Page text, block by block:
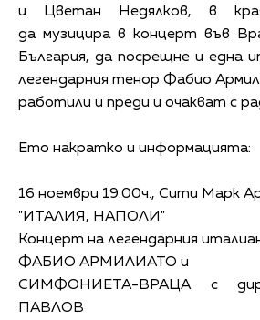
и Цветан Недялков, в
да музицира в концерт във
България, да посрещне и една
легендарния тенор Фабио
работили и преди и очакват с
Ето накратко и информацията:
16 ноември 19.00ч., Сити Марк
"ИТАЛИЯ, НАПОЛИ"
Концерт на легендарния
ФАБИО АРМИЛИАТО и
СИМФОНИЕТА-ВРАЦА с
ПАВЛОВ